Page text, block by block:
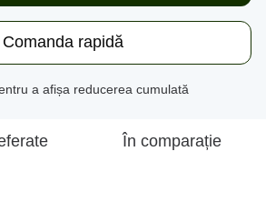
Comanda rapidă
a afișa reducerea cumulată
În comparație